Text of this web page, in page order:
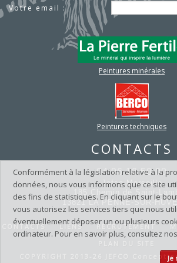
Lire la suite
Toujours soucieux de
Lire la suite
C'est la
Dès aujourd'hui, lundi
Lire la suite
Nouvelle
DE...
Lire la suite
07
25
SYMBIOSE
JEFCO innove avec
Lire la suite
05
25
OPÉRATION
ÉTÉ !
Du 19 mai au 4 juillet
Lire la suite
EVOGREEN :
Votre email :
Peintures minérales
Peintures techniques
CONTACTS
04 96 12 50 00
Jefco Marseille
185 Chemin de Saint-
13821 LA PENNE-SUR-
CONTACTS LIENS RECRUTEMENT
COPYRIGHT 2013-26 JEFCO
Conformément à la législation relative à la
données, nous vous informons que ce site
des fins de statistiques. En cliquant sur le
vous autorisez les services tiers que nous
éventuellement déposer un ou plusieurs
ordinateur. Pour en savoir plus, consultez
Je